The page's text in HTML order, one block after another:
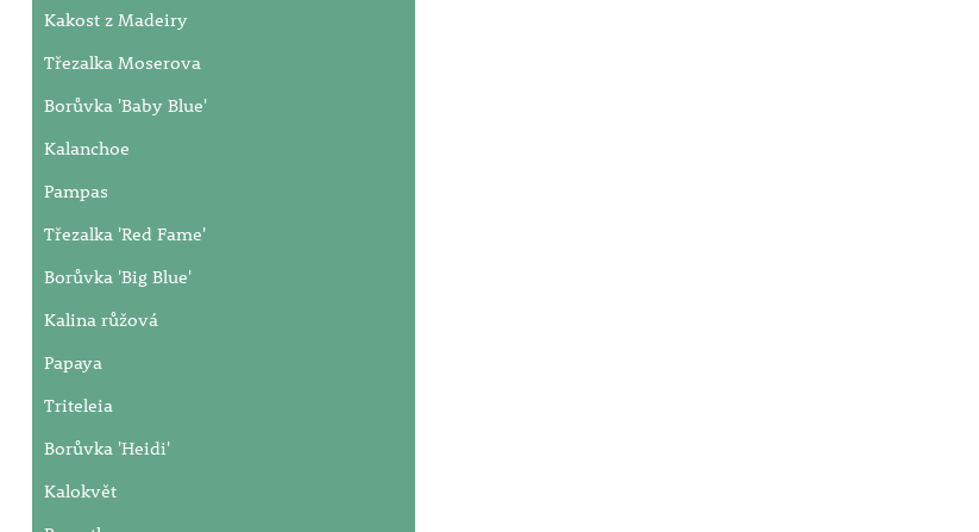
Kakost z Madeiry
Třezalka Moserova
Borůvka 'Baby Blue'
Kalanchoe
Pampas
Třezalka 'Red Fame'
Borůvka 'Big Blue'
Kalina růžová
Papaya
Triteleia
Borůvka 'Heidi'
Kalokvět